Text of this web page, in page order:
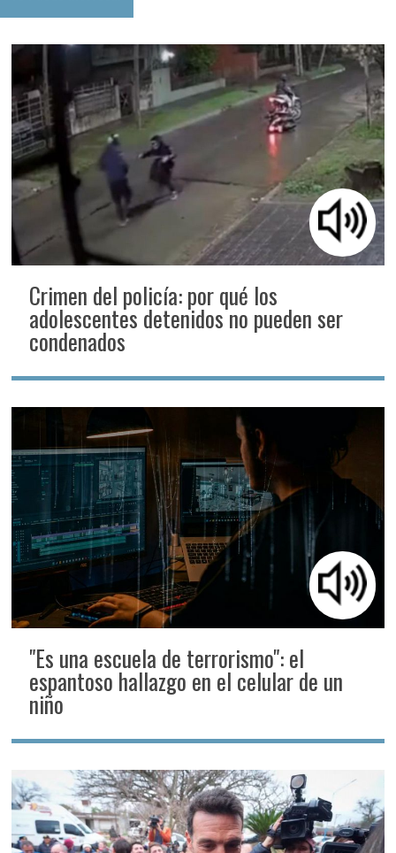
Crimen del policía: por qué los
adolescentes detenidos no pueden ser
condenados
"Es una escuela de terrorismo": el
espantoso hallazgo en el celular de un
niño